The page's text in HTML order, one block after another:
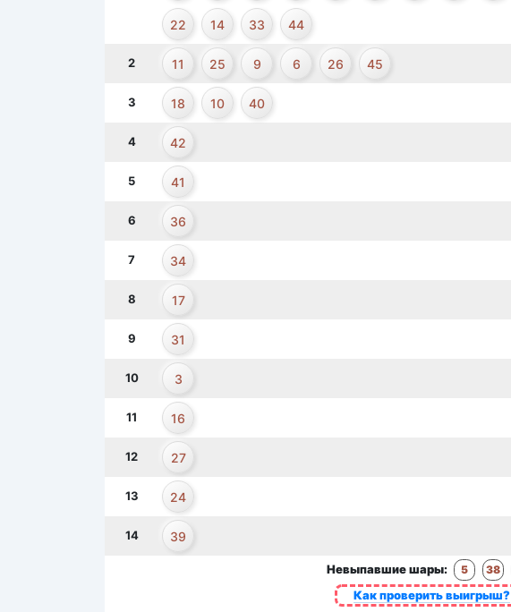
Невыпавшие шары: 5 38
Как проверить выигрыш?
22 14 33 44
2 11 25 9 6 26 45
3 18 10 40
4 42
5 41
6 36
7 34
8 17
9 31
10 3
11 16
12 27
13 24
14 39